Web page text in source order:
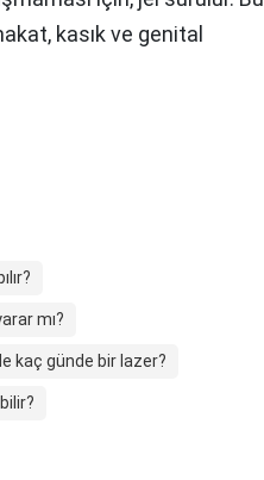
kasık ve genital
mı?
kaç günde bir lazer?